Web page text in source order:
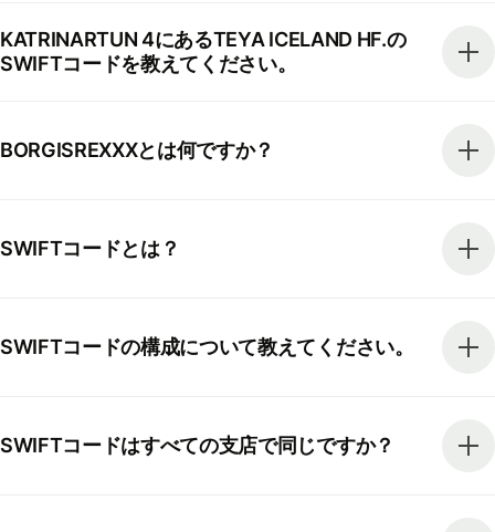
KATRINARTUN 4にあるTEYA ICELAND HF.の
SWIFTコードを教えてください。
BORGISREXXXとは何ですか？
SWIFTコードとは？
SWIFTコードの構成について教えてください。
SWIFTコードはすべての支店で同じですか？